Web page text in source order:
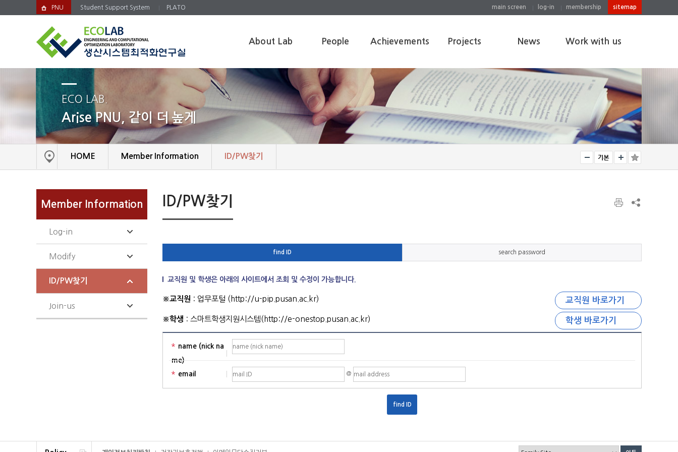
PNU Student Support System PLATO main screen log-in membership sitemap
About Lab
Introduction
Research Area
Facilities
People
Professor
Members
Alumni
Visiting Scholar
Achievements
Publication
Presentation
Awards
Projects
Projects
News
News
Photos
Work with us
Work with us
ECO LAB.
Arise PNU, 같이 더 높게
HOME Member Information ID/PW찾기
Member Information
Log-in
Modify
ID/PW찾기
Join-us
ID/PW찾기
find ID search password
교직원 및 학생은 아래의 사이트에서 조회 및 수정이 가능합니다.
※교직원 : 업무포털 (http://u-pip.pusan.ac.kr) 교직원 바로가기
※학생 : 스마트학생지원시스템(http://e-onestop.pusan.ac.kr) 학생 바로가기
name (nick na
me)
email
@